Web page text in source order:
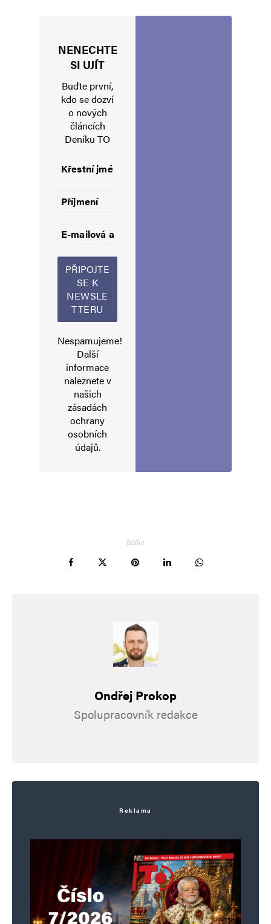
Uložit do prohlížeče jméno, e-mail a webovou stránku pro budoucí
Informujte mě o nových komentářích e-mailem.
Alternative:
NENECHTE
SI UJÍT
Buďte první,
kdo se dozví
o nových
článcích
Deníku TO
Nespamujeme!
Další
informace
naleznete v
našich
zásadách
ochrany
osobních
údajů.
Sdílet
Ondřej Prokop
Spolupracovník redakce
Reklama